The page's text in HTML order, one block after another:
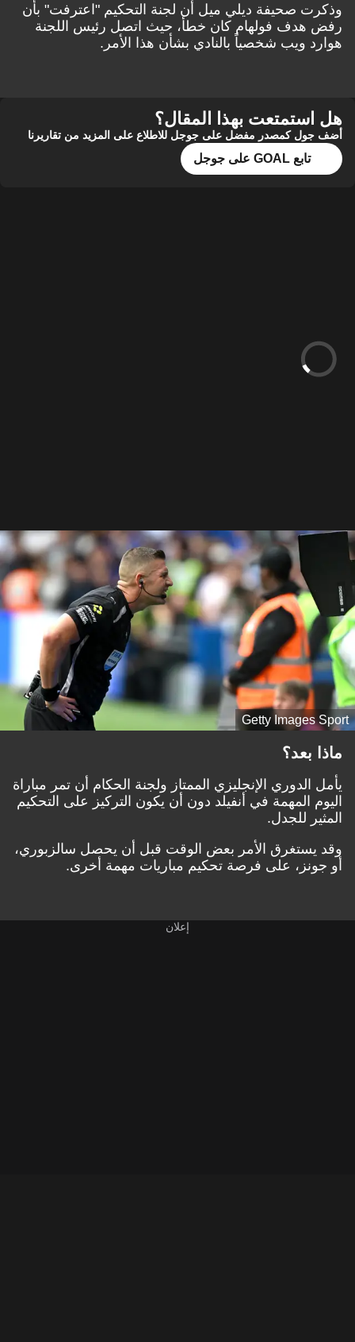
وذكرت صحيفة ديلي ميل أن لجنة التحكيم "اعترفت" بأن
رفض هدف فولهام كان خطأ، حيث اتصل رئيس اللجنة
هوارد ويب شخصياً بالنادي بشأن هذا الأمر.
هل استمتعت بهذا المقال؟
أضف جول كمصدر مفضل على جوجل للاطلاع على المزيد من تقاريرنا
تابع GOAL على جوجل
Getty Images Sport
ماذا بعد؟
يأمل الدوري الإنجليزي الممتاز ولجنة الحكام أن تمر مباراة
اليوم المهمة في أنفيلد دون أن يكون التركيز على التحكيم
المثير للجدل.
وقد يستغرق الأمر بعض الوقت قبل أن يحصل سالزبوري،
أو جونز، على فرصة تحكيم مباريات مهمة أخرى.